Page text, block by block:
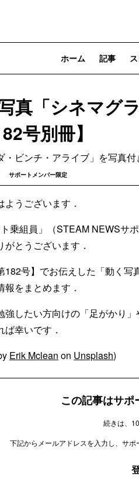
ホーム 記事
真「シネマグ
号別冊】
・ビンチ・アライブ」を写真付
サポートメンバー限定
うございます．
ト乗組員」（STEAM NEWSサ
とうございます．
182号】でお伝えした「動く
をまとめます．
強したい方向けの「足がかり
幸いです．
Erik Mclean on Unsplash)
この記事はサ
続きは、
下記からメールアドレスを入力し、サ